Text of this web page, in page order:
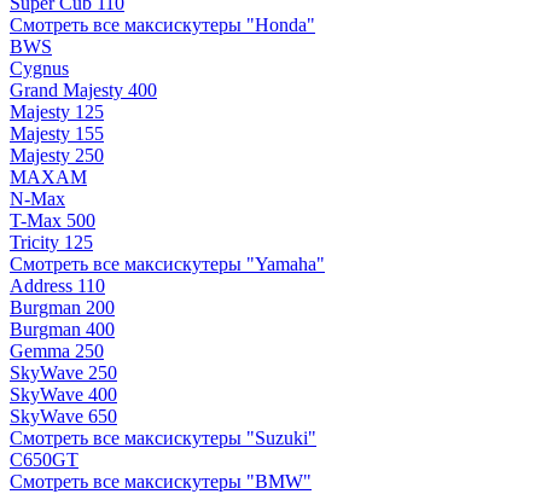
Смотреть все максискутеры "Honda"
BWS
Cygnus
Grand Majesty 400
Majesty 125
Majesty 155
Majesty 250
MAXAM
N-Max
T-Max 500
Tricity 125
Смотреть все максискутеры "Yamaha"
Address 110
Burgman 200
Burgman 400
Gemma 250
SkyWave 250
SkyWave 400
SkyWave 650
Смотреть все максискутеры "Suzuki"
C650GT
Смотреть все максискутеры "BMW"